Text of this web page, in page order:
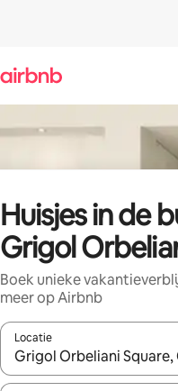
Huisjes in de
Grigol
Boek unieke
meer op Airbnb
Locatie
Wanneer er suggesties